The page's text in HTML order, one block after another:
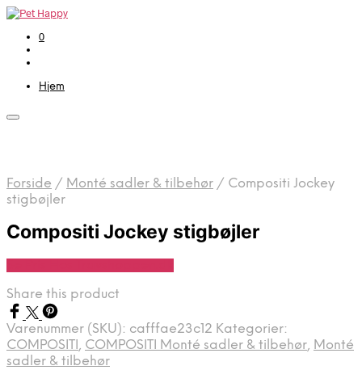
0
Hjem
Forside / Monté sadler & tilbehør / Compositi Jockey
stigbøjler
Compositi Jockey stigbøjler
Share this product
Varenummer (SKU): cafffae23c12 Kategorier:
COMPOSITI, COMPOSITI Monté sadler & tilbehør, Monté
sadler & tilbehør